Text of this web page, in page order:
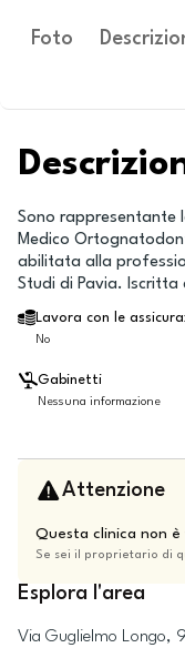
Foto
Sono rappresentante
Medico
abilitata alla
Studi di Pavia. Iscritta
Lavora con le
No
Gabinetti
Nessuna informazione
Attenzione
Questa clinica non
Se sei il proprietario di
Esplora l'area
Via Guglielmo Longo, 9